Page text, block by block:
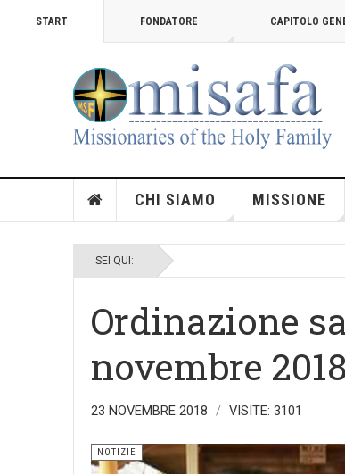
START FONDATORE CAPITOLO
CHI SIAMO MISSIONE
SEI QUI:
Ordinazione
novembre 2018
23 NOVEMBRE 2018 VISITE: 3101
NOTIZIE